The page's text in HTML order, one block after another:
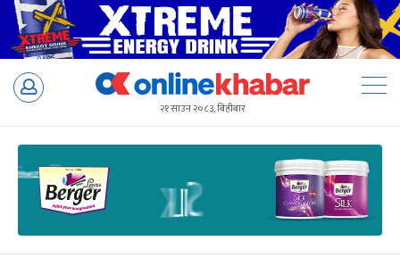
Skip
२१ साउन २०८३, बिहीबार